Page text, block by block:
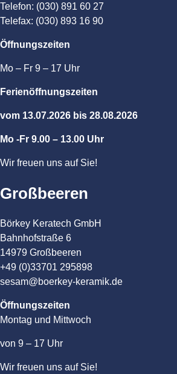
Telefon: (030) 891 60 27
Telefax: (030) 893 16 90
Öffnungszeiten
Mo – Fr 9 – 17 Uhr
Ferienöffnungszeiten
vom 13.07.2026 bis 28.08.2026
Mo -Fr 9.00 – 13.00 Uhr
Wir freuen uns auf Sie!
Großbeeren
Börkey Keratech GmbH
Bahnhofstraße 6
14979 Großbeeren
+49 (0)33701 295898
sesam@boerkey-keramik.de
Öffnungszeiten
Montag und Mittwoch
von 9 – 17 Uhr
Wir freuen uns auf Sie!